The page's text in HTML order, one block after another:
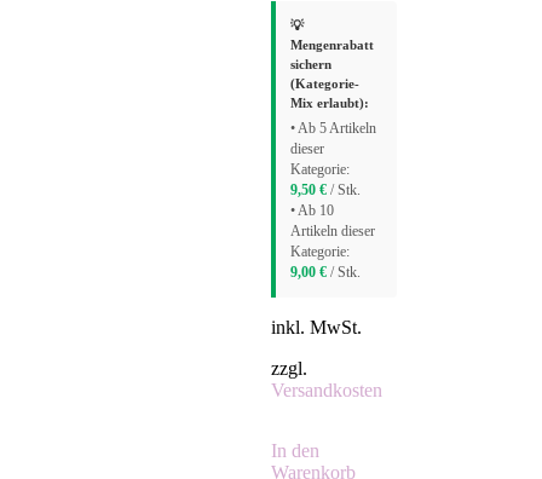
💡
Mengenrabatt
sichern
(Kategorie-
Mix erlaubt):
• Ab 5 Artikeln
dieser
Kategorie:
9,50 € / Stk.
• Ab 10
Artikeln dieser
Kategorie:
9,00 € / Stk.
inkl. MwSt.
zzgl.
Versandkosten
In den
Warenkorb